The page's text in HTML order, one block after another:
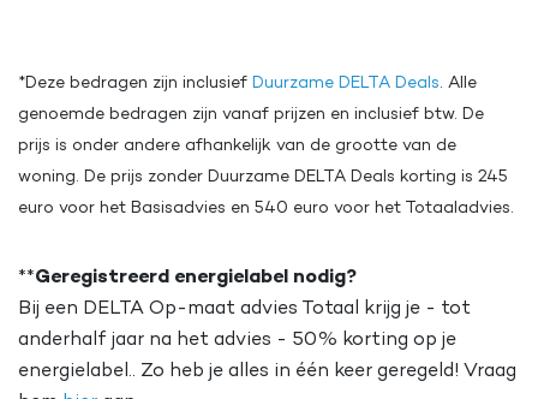
*Deze bedragen zijn inclusief Duurzame DELTA Deals. Alle
genoemde bedragen zijn vanaf prijzen en inclusief btw. De
prijs is onder andere afhankelijk van de grootte van de
woning. De prijs zonder Duurzame DELTA Deals korting is 245
euro voor het Basisadvies en 540 euro voor het Totaaladvies.
**Geregistreerd energielabel nodig?
Bij een DELTA Op-maat advies Totaal krijg je - tot
anderhalf jaar na het advies - 50% korting op je
energielabel.. Zo heb je alles in één keer geregeld! Vraag